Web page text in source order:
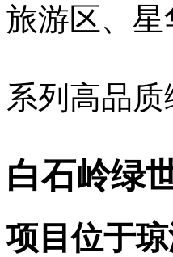
旅游区、
系列高品
白石岭绿
项目位于